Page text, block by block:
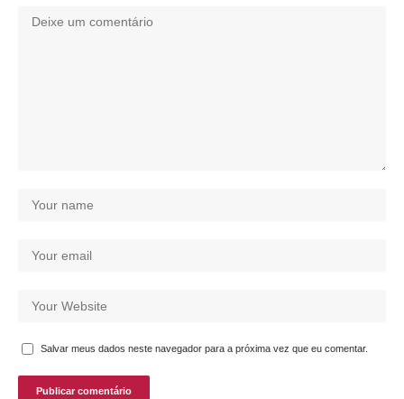
Salvar meus dados neste navegador para a próxima vez que eu comentar.